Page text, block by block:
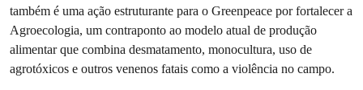
também é uma ação estruturante para o Greenpeace por fortalecer a
Agroecologia, um contraponto ao modelo atual de produção
alimentar que combina desmatamento, monocultura, uso de
agrotóxicos e outros venenos fatais como a violência no campo.